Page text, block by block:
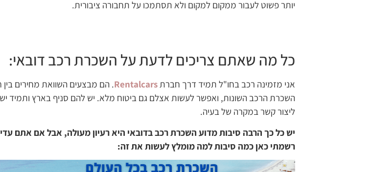
יותר פשוט לעבור ממקום למקום ולא תסתמכו על תחבורה ציבורית.
כל מה שאתם צריכים לדעת על השכרת רכב דובאי:
אני מזמינה רכב בחו"ל תמיד דרך חברתRentalcars. הם מבצעים השוואת מחירים בין
השכרת הרכב השונות, ואפשר לעשות אצלם גם ביטוח מלא. יש להם סניף בארץ ותמיד
ליצור קשר במקרה של בעיה.
יש כל כך הרבה סיבות מדוע השכרת רכב בדובאי היא רעיון מעולה, אבל אם אתם
רשמתי כאן כמה סיבות למה מומלץ לעשות את זה: